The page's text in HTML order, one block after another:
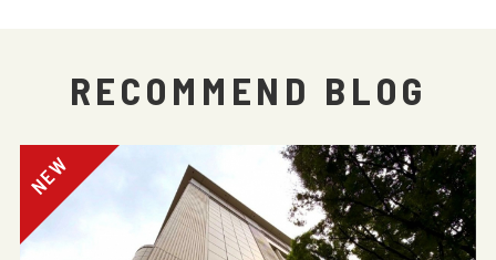
RECOMMEND BLOG